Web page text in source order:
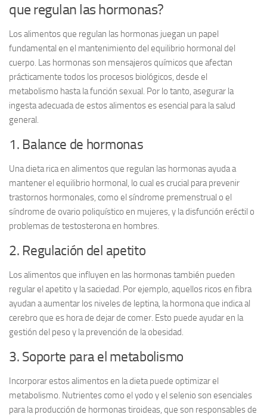
que regulan las hormonas?
Losalimentos que regulan las hormonas juegan un papel
fundamental en el mantenimiento del equilibrio hormonal del
cuerpo. Las hormonas son mensajeros químicos que afectan
prácticamente todos los procesos biológicos, desde el
metabolismo hasta la función sexual. Por lo tanto, asegurar la
ingesta adecuada de estos alimentos es esencial para la salud
general.
1. Balance de hormonas
Una dieta rica en alimentos que regulan las hormonas ayuda a
mantener el equilibrio hormonal, lo cual es crucial para prevenir
trastornos hormonales, como el síndrome premenstrual o el
síndrome de ovario poliquístico en mujeres, y la disfunción eréctil o
problemas de testosterona en hombres.
2. Regulación del apetito
Los alimentos que influyen en las hormonas también pueden
regular el apetito y la saciedad. Por ejemplo, aquellos ricos en fibra
ayudan a aumentar los niveles de leptina, la hormona que indica al
cerebro que es hora de dejar de comer. Esto puede ayudar en la
gestión del peso y la prevención de la obesidad.
3. Soporte para el metabolismo
Incorporar estos alimentos en la dieta puede optimizar el
metabolismo. Nutrientes como el yodo y el selenio son esenciales
para la producción de hormonas tiroideas, que son responsables de